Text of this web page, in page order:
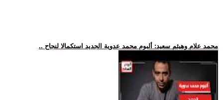
.. محمد علام وهيثم سعيد: ألبوم محمد عدوية الجديد استكمالا لنجاح